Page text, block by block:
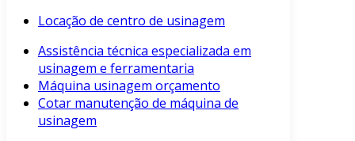
Locação de centro de usinagem
Assistência técnica especializada em
usinagem e ferramentaria
Máquina usinagem orçamento
Cotar manutenção de máquina de
usinagem